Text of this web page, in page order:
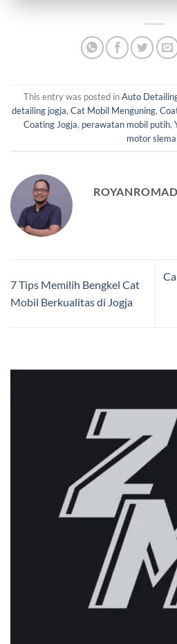
This entry was posted inAuto
detailing jogja, Cat Mobil Menguning,
Coating Jogja, perawatan mobil putih,
motor
7 Tips Memilih Bengkel Cat
Mobil Berkualitas di Jogja